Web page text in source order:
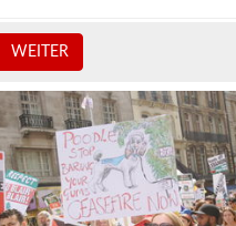
WEITER